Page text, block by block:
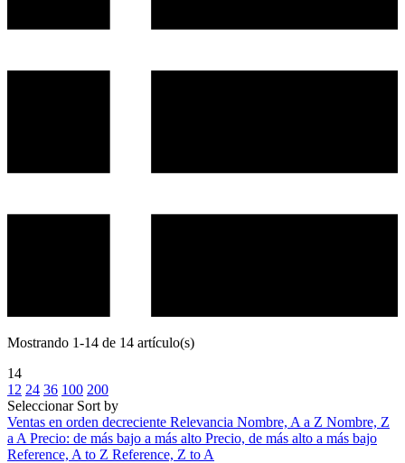
Mostrando 1-14 de 14 artículo(s)
14
12 24 36 100 200
Seleccionar Sort by
Ventas en orden decreciente Relevancia Nombre, A a Z Nombre, Z
a A Precio: de más bajo a más alto Precio, de más alto a más bajo
Reference, A to Z Reference, Z to A